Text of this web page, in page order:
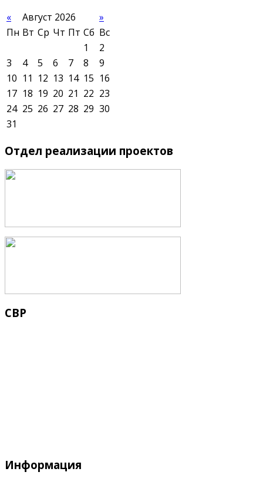
« Август 2026
»
Пн Вт Ср Чт Пт Сб Вс
1
2
3
4 5 6 7 8
9
10 11 12 13 14 15 16
17 18 19 20 21 22 23
24 25 26 27 28 29 30
31
Отдел реализации проектов
СВР
Информация